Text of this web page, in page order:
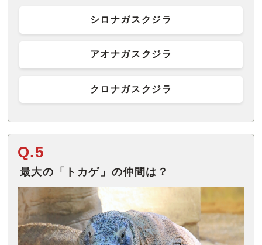
シロナガスクジラ
アオナガスクジラ
クロナガスクジラ
Q.5
最大の「トカゲ」の仲間は？